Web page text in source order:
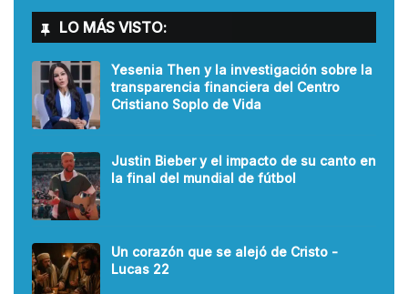
LO MÁS VISTO:
Yesenia Then y la investigación sobre la
transparencia financiera del Centro
Cristiano Soplo de Vida
Justin Bieber y el impacto de su canto en
la final del mundial de fútbol
Un corazón que se alejó de Cristo -
Lucas 22